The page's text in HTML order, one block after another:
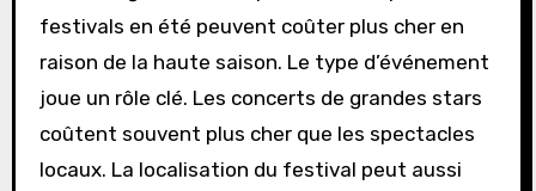
festivals en été peuvent coûter plus cher en
raison de la haute saison. Le type d’événement
joue un rôle clé. Les concerts de grandes stars
coûtent souvent plus cher que les spectacles
locaux. La localisation du festival peut aussi